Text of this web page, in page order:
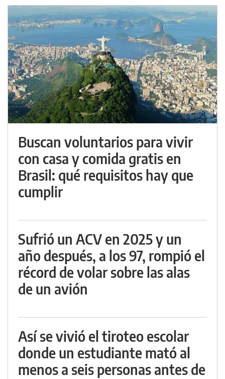
Buscan voluntarios para vivir
con casa y comida gratis en
Brasil: qué requisitos hay que
cumplir
Sufrió un ACV en 2025 y un
año después, a los 97, rompió el
récord de volar sobre las alas
de un avión
Así se vivió el tiroteo escolar
donde un estudiante mató al
menos a seis personas antes de